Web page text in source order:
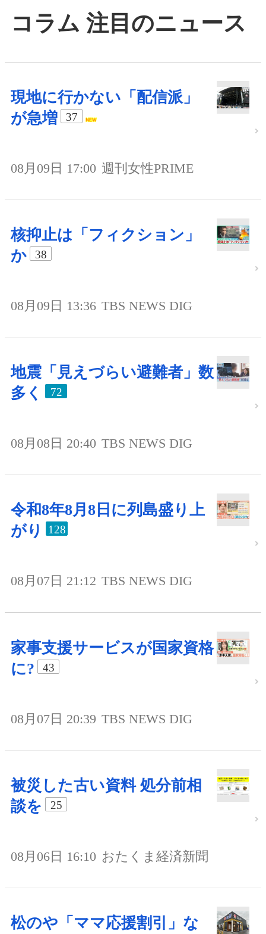
コラム 注目のニュース
現地に行かない「配信派」
が急増
37
08月09日 17:00 週刊女性PRIME
核抑止は「フィクション」
か
38
08月09日 13:36 TBS NEWS DIG
地震「見えづらい避難者」数
多く
72
08月08日 20:40 TBS NEWS DIG
令和8年8月8日に列島盛り上
がり
128
08月07日 21:12 TBS NEWS DIG
家事支援サービスが国家資格
に?
43
08月07日 20:39 TBS NEWS DIG
被災した古い資料 処分前相
談を
25
08月06日 16:10 おたくま経済新聞
松のや「ママ応援割引」な